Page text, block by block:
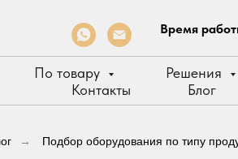
Время
По товару Решения
Контакты
Блог
→ Подбор оборудования по типу